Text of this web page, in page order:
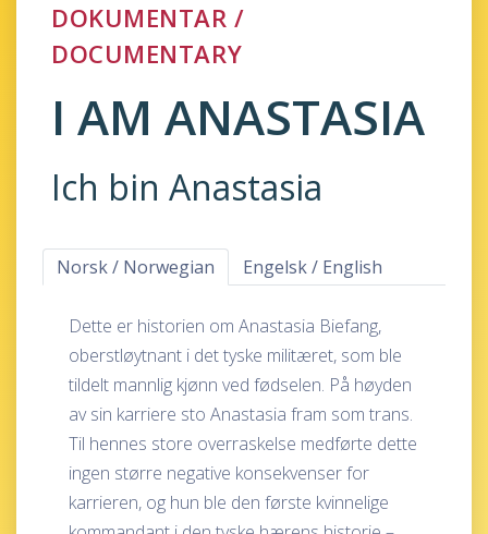
DOKUMENTAR /
DOCUMENTARY
I AM ANASTASIA
Ich bin Anastasia
Norsk / Norwegian Engelsk / English
Dette er historien om Anastasia Biefang,
oberstløytnant i det tyske militæret, som ble
tildelt mannlig kjønn ved fødselen. På høyden
av sin karriere sto Anastasia fram som trans.
Til hennes store overraskelse medførte dette
ingen større negative konsekvenser for
karrieren, og hun ble den første kvinnelige